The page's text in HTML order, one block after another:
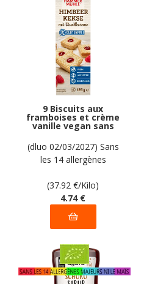
9 Biscuits aux
framboises et crème
vanille vegan sans
allergènes
Hammermülhe : 125
grammes
(dluo 02/03/2027) Sans
les 14 allergènes
(37.92 €/Kilo)
4.74 €